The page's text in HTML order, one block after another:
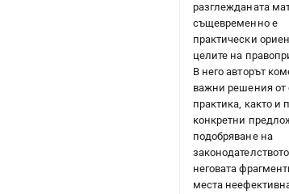
разглежданата
същевременно е
практически
целите на
В него авторът
важни решения от
практика, както и
конкретни
подобряване на
неговата
места